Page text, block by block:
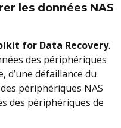
les données NAS
for Data Recovery.
des périphériques
d’une défaillance du
périphériques NAS
des périphériques de